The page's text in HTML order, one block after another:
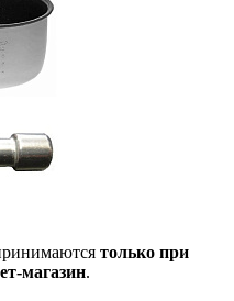
только при
магазин.